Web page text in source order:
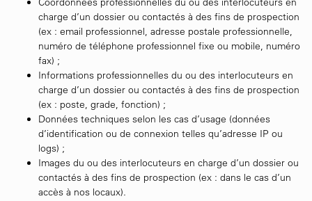
charge d’un dossier ou contactés à des fins de prospection
(ex : email professionnel, adresse postale professionnelle,
numéro de téléphone professionnel fixe ou mobile, numéro
fax) ;
Informations professionnelles du ou des interlocuteurs en
charge d’un dossier ou contactés à des fins de prospection
(ex : poste, grade, fonction) ;
Données techniques selon les cas d’usage (données
d’identification ou de connexion telles qu’adresse IP ou
logs) ;
Images du ou des interlocuteurs en charge d’un dossier ou
contactés à des fins de prospection (ex : dans le cas d’un
accès à nos locaux).